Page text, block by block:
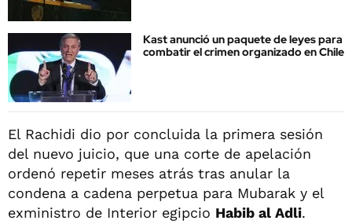
Kast anunció un paquete de leyes para
combatir el crimen organizado en Chile
El Rachidi dio por concluida la primera sesión
del nuevo juicio, que una corte de apelación
ordenó repetir meses atrás tras anular la
condena a cadena perpetua para Mubarak y el
exministro de Interior egipcio Habib al Adli.